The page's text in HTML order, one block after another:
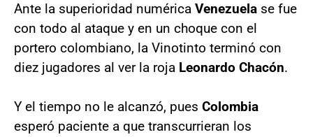
Ante la superioridad numérica Venezuela se fue
con todo al ataque y en un choque con el
portero colombiano, la Vinotinto terminó con
diez jugadores al ver la roja Leonardo Chacón.
Y el tiempo no le alcanzó, pues Colombia
esperó paciente a que transcurrieran los